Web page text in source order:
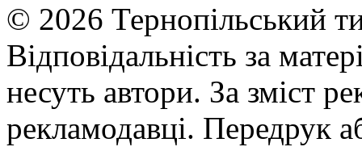
© 2026 Тернопільський
Відповідальність за
несуть автори. За зміст
рекламодавці. Передрук